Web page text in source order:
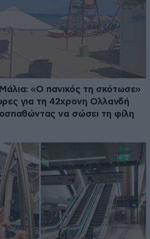
«Ο πανικός τη σκότωσε»
για τη 42χρονη Ολλανδή
να σώσει τη φίλη